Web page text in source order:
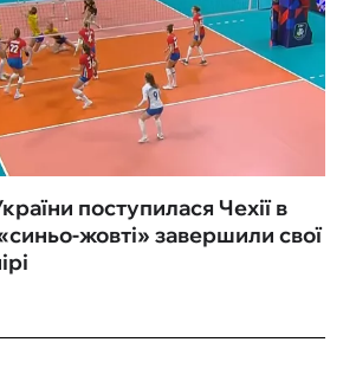
поступилася Чехії в
жовті» завершили свої